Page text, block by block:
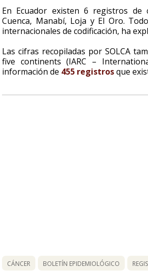
En Ecuador existen 6 registros de
Cuenca, Manabí, Loja y El Oro.
internacionales de codificación, ha
Las cifras recopiladas por SOLCA
five continents (IARC –
información de 455 registrosque
CÁNCER BOLETÍN EPIDEMIOLÓGICO